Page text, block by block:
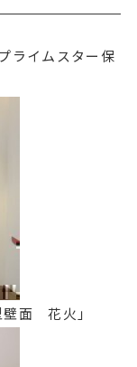
ライムスター保
壁面 花火」